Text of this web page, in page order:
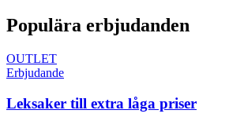
Populära erbjudanden
OUTLET
Erbjudande
Leksaker till extra låga priser